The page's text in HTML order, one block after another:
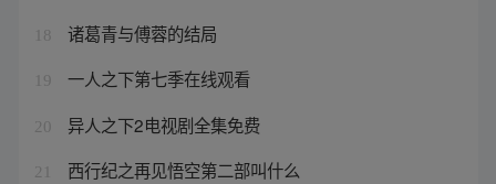
18 诸葛青与傅蓉的结局
19 一人之下第七季在线观看
20 异人之下2电视剧全集免费
21 西行纪之再见悟空第二部叫什么